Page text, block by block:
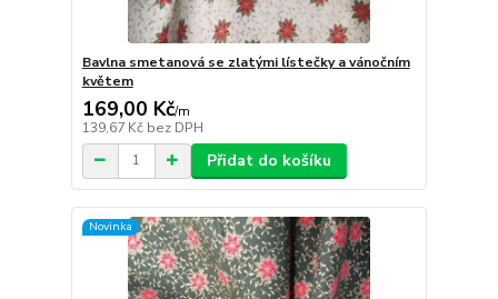
Bavlna smetanová se zlatými lístečky a vánočním
květem
169,00 Kč/m
139,67 Kč bez DPH
Přidat do košíku
Novinka